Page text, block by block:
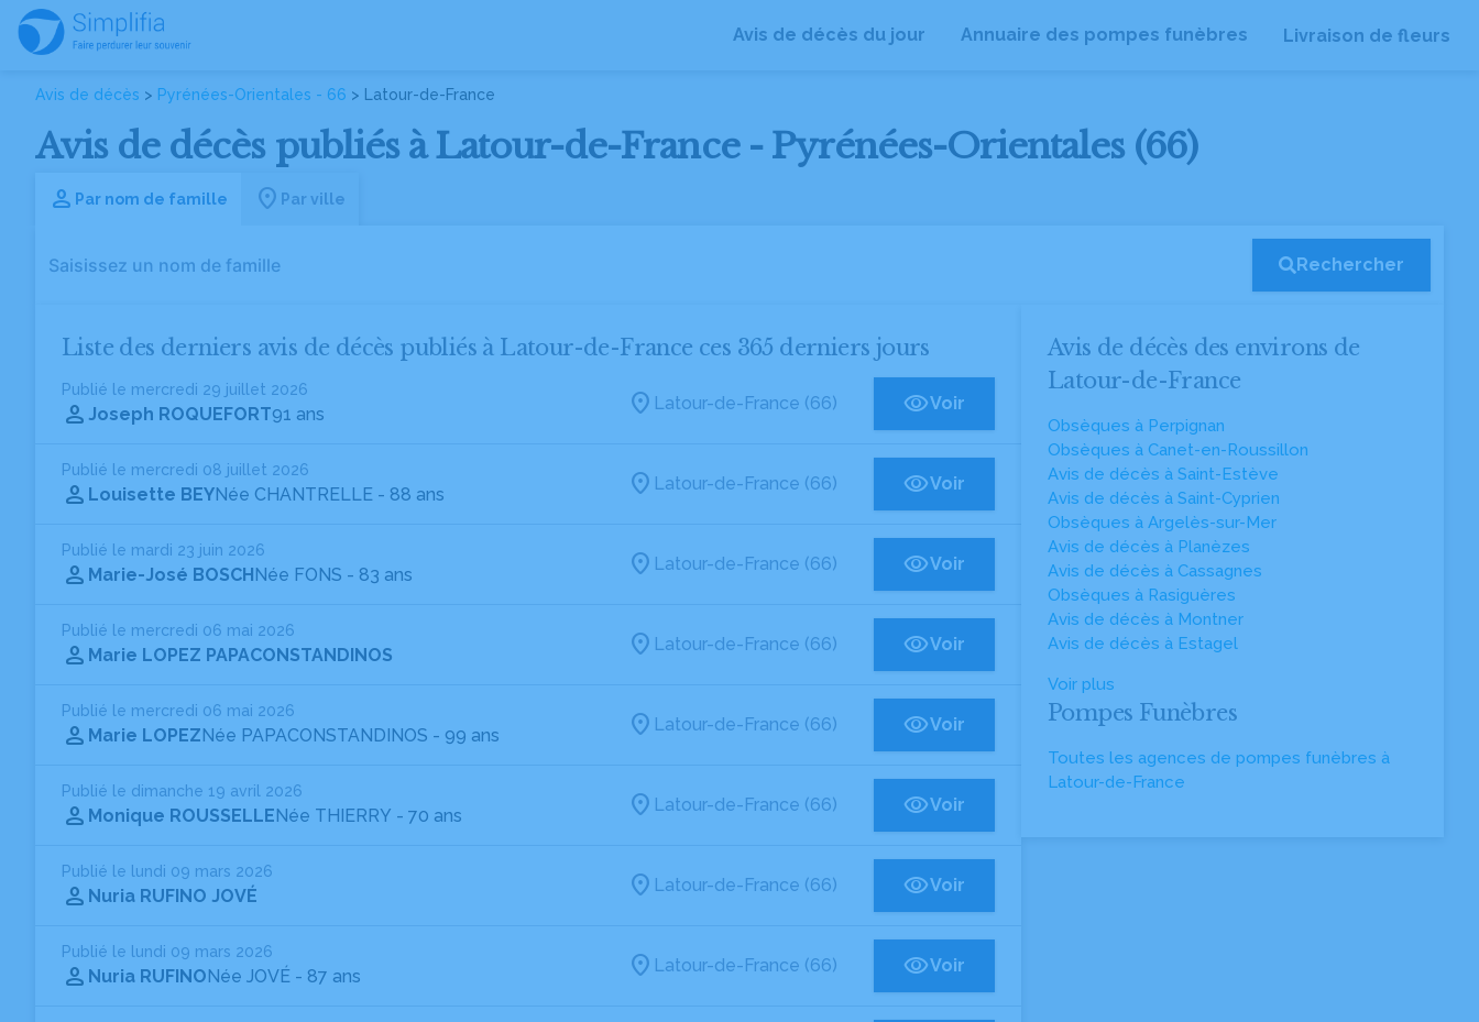
Avis de décès du jour Annuaire des pompes funèbres Livraison de fleurs
Avis de décès > Pyrénées-Orientales - 66 > Latour-de-France
Avis de décès publiés à Latour-de-France - Pyrénées-Orientales (66)
Par nom de famille Par ville
Rechercher
Liste des derniers avis de décès publiés à Latour-de-France ces 365 derniers jours
Publié le mercredi 29 juillet 2026
Joseph ROQUEFORT91 ans
Latour-de-France (66) Voir
Publié le mercredi 08 juillet 2026
Louisette BEYNée CHANTRELLE - 88 ans
Latour-de-France (66) Voir
Publié le mardi 23 juin 2026
Marie-José BOSCHNée FONS - 83 ans
Latour-de-France (66) Voir
Publié le mercredi 06 mai 2026
Marie LOPEZ PAPACONSTANDINOS
Latour-de-France (66) Voir
Publié le mercredi 06 mai 2026
Marie LOPEZNée PAPACONSTANDINOS - 99 ans
Latour-de-France (66) Voir
Publié le dimanche 19 avril 2026
Monique ROUSSELLENée THIERRY - 70 ans
Latour-de-France (66) Voir
Publié le lundi 09 mars 2026
Nuria RUFINO JOVÉ
Latour-de-France (66) Voir
Publié le lundi 09 mars 2026
Nuria RUFINONée JOVÉ - 87 ans
Latour-de-France (66) Voir
Avis de décès des environs de
Latour-de-France
Obsèques à Perpignan
Obsèques à Canet-en-Roussillon
Avis de décès à Saint-Estève
Avis de décès à Saint-Cyprien
Obsèques à Argelès-sur-Mer
Avis de décès à Planèzes
Avis de décès à Cassagnes
Obsèques à Rasiguères
Avis de décès à Montner
Avis de décès à Estagel
Voir plus
Pompes Funèbres
Toutes les agences de pompes funèbres à
Latour-de-France